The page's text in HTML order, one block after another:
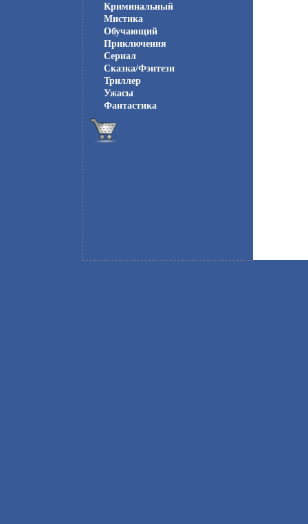
Криминальный
Мистика
Обучающий
Приключения
Сериал
Сказка/Фэнтези
Триллер
Ужасы
Фантастика